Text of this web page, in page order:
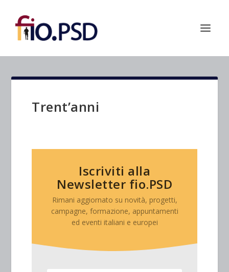
Trent’anni
Iscriviti alla
Newsletter fio.PSD
Rimani aggiornato su novità, progetti,
campagne, formazione, appuntamenti
ed eventi italiani e europei